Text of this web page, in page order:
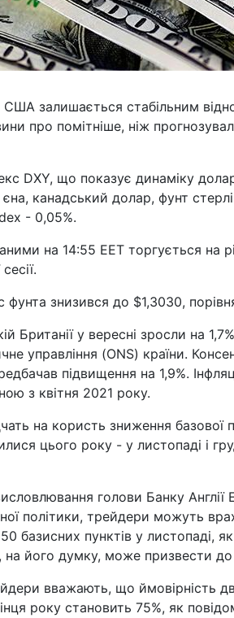
залишається стабільним
про помітніше, ніж
DXY, що показує динаміку
канадський долар, фунт
- 0,05%.
на 14:55 EET торгується на
знизився до $1,3030,
Британії у вересні зросли на
управління (ONS) країни.
підвищення на 1,9%.
з квітня 2021 року.
на користь зниження базової
цього року - у листопаді і
голови Банку
політики, трейдери можуть
базисних пунктів у листопаді,
його думку, може призвести
вважають, що ймовірність
року становить 75%, як